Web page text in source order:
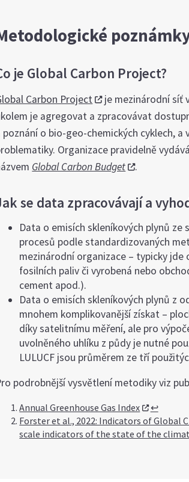
je Global Carbon Project?
Carbon Project
je mezinárodní síť
je agregovat a zpracovávat
poznání o bio-geo-chemických cyklech,
Organizace pravidelně
Global Carbon Budget .
se data zpracovávají a
Data o emisích skleníkových plynů
procesů podle standardizovaných
mezinárodní organizace – typicky jde
fosilních paliv či vyrobená nebo
cement apod.).
Data o emisích skleníkových plynů z
mnohem komplikovanější získat –
díky satelitnímu měření, ale pro
uvolněného uhlíku z půdy je nutné
LULUCF jsou průměrem ze tří
podrobnější vysvětlení metodiky viz
Annual Greenhouse Gas Index
↩︎
Forster et al., 2022: Indicators of Global
scale indicators of the state of the